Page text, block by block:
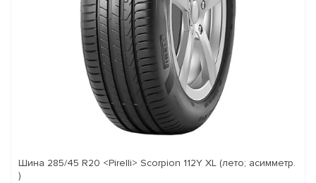
Шина 285/45 R20 <Pirelli> Scorpion 112Y XL (лето; асимметр.
)